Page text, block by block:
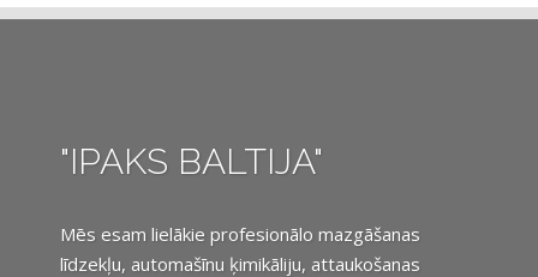
"IPAKS BALTIJA"
Mēs esam lielākie profesionālo mazgāšanas
līdzekļu, automašīnu ķimikāliju, attaukošanas